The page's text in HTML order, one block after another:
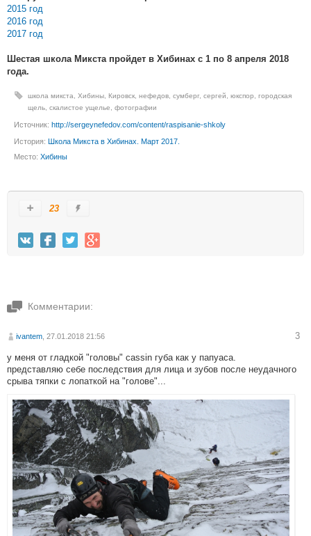
2015 год
2016 год
2017 год
Шестая школа Микста пройдет в Хибинах с 1 по 8 апреля 2018
года.
школа микста Хибины Кировск нефедов сумберг, сергей юкспор
городская
щель скалистое ущелье фотографии
Источник: http://sergeynefedov.com/content/raspisanie-shkoly
История: Школа Микста в Хибинах. Март 2017.
Место: Хибины
23
Комментарии:
ivantem , 27.01.2018 21:56 3
у меня от гладкой "головы" cassin губа как у папуаса.
представляю себе последствия для лица и зубов после неудачного
срыва тяпки с лопаткой на "голове"...